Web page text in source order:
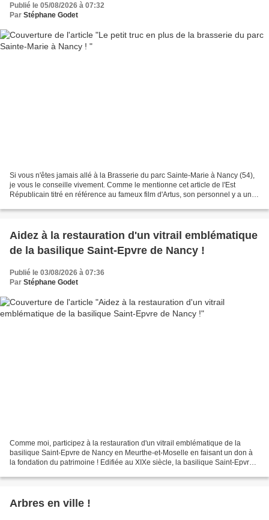
Publié le 05/08/2026 à 07:32
Par Stéphane Godet
Si vous n'êtes jamais allé à la Brasserie du parc Sainte-Marie à Nancy (54),
je vous le conseille vivement. Comme le mentionne cet article de l'Est
Républicain titré en référence au fameux film d'Artus, son personnel y a un
Aidez à la restauration d'un vitrail emblématique
de la basilique Saint-Epvre de Nancy !
Publié le 03/08/2026 à 07:36
Par Stéphane Godet
Comme moi, participez à la restauration d'un vitrail emblématique de la
basilique Saint-Epvre de Nancy en Meurthe-et-Moselle en faisant un don à
la fondation du patrimoine ! Edifiée au XIXe siècle, la basilique Saint-Epvre
Arbres en ville !